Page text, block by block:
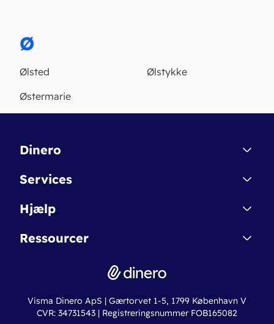
Ø
Ølsted
Ølstykke
Østermarie
Dinero
Kontakt
Betingelser & Sikkerhed
Nye funktioner
Services
Dinero Starter
Dinero Pro
Erhvervslån
Fakturaskabeloner
Hjælp
Regnskabsordbogen
Online regnskabskurser
Ressourcer
Ny virksomhed
Iværksætterlegat
Visma Dinero ApS | Gærtorvet 1-5, 1799 København V
CVR: 34731543 | Registreringsnummer FOB165082